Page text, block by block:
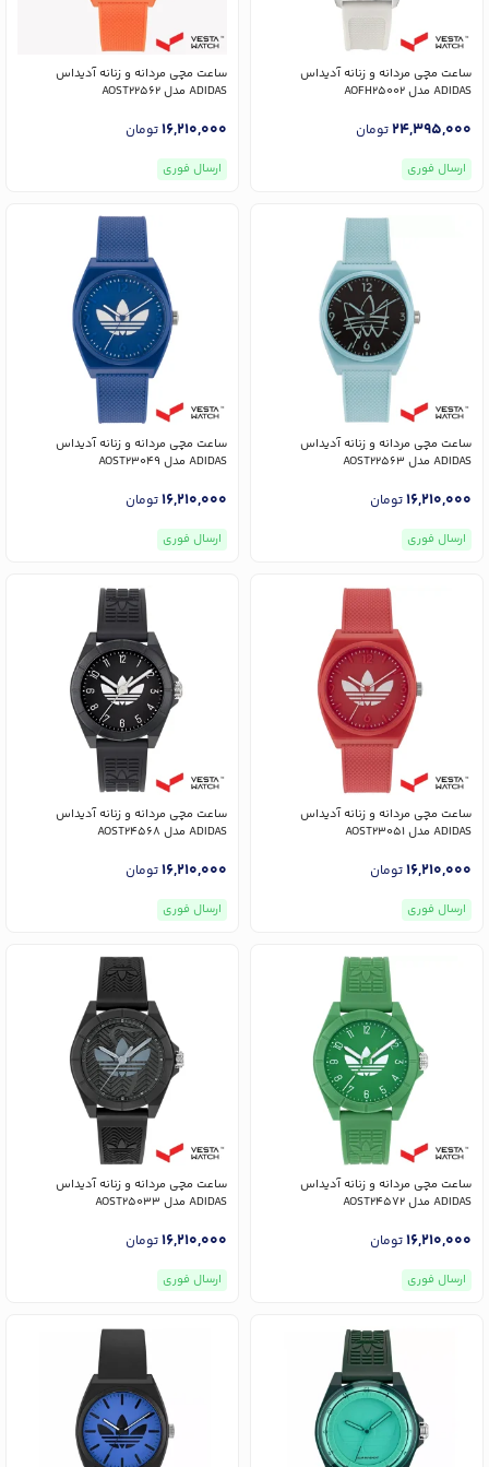
ساعت مچی مردانه و زنانه آدیداس
ADIDAS مدل AOFH25002
24,395,000تومان
ارسال فوری
ساعت مچی مردانه و زنانه آدیداس
ADIDAS مدل AOST22562
16,210,000تومان
ارسال فوری
ساعت مچی مردانه و زنانه آدیداس
ADIDAS مدل AOST22563
16,210,000تومان
ارسال فوری
ساعت مچی مردانه و زنانه آدیداس
ADIDAS مدل AOST23049
16,210,000تومان
ارسال فوری
ساعت مچی مردانه و زنانه آدیداس
ADIDAS مدل AOST23051
16,210,000تومان
ارسال فوری
ساعت مچی مردانه و زنانه آدیداس
ADIDAS مدل AOST24568
16,210,000تومان
ارسال فوری
ساعت مچی مردانه و زنانه آدیداس
ADIDAS مدل AOST24572
16,210,000تومان
ارسال فوری
ساعت مچی مردانه و زنانه آدیداس
ADIDAS مدل AOST25033
16,210,000تومان
ارسال فوری